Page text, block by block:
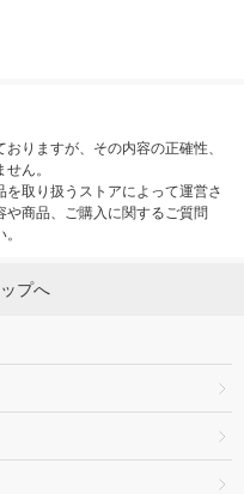
りますが、その内容の正確性、
ん。
取り扱うストアによって運営さ
商品、ご購入に関するご質問
プへ